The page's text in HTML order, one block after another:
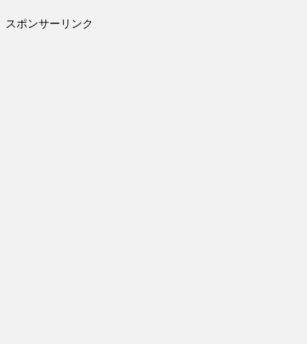
スポンサーリンク